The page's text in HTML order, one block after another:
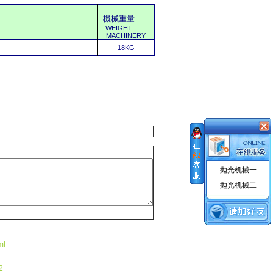
機械重量
WEIGHT
MACHINERY
18KG
抛光机械一
抛光机械二